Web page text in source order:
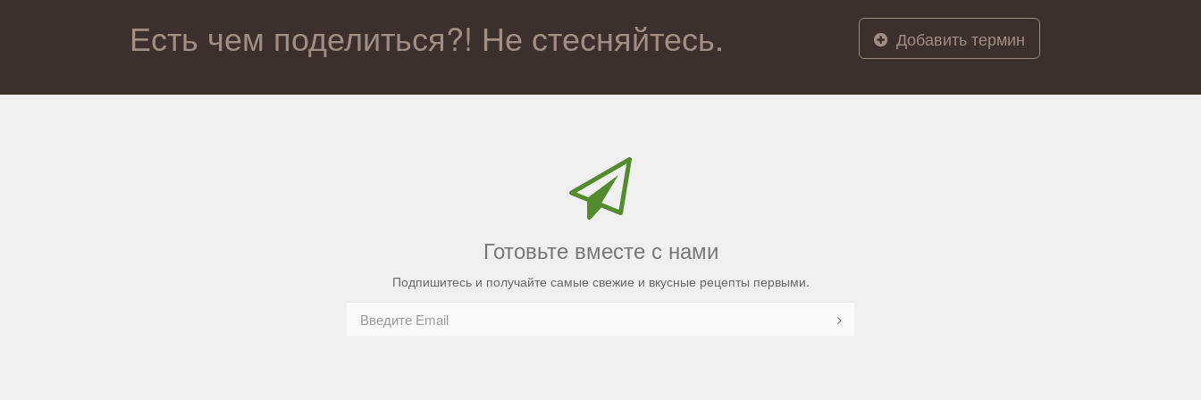
Есть чем поделиться?! Не стесняйтесь. Добавить термин
Готовьте вместе с нами
Подпишитесь и получайте самые свежие и вкусные рецепты первыми.